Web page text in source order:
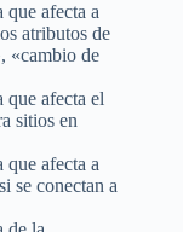
afecta a
atributos de
«cambio de
que afecta el
sitios en
afecta a
se conectan a